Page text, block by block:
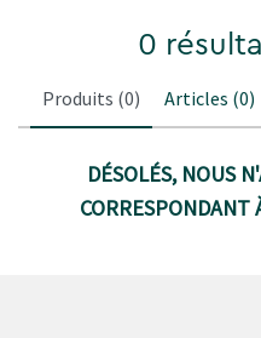
0
Produits (0) Articles (0)
DÉSOLÉS, NOUS
CORRESPONDANT